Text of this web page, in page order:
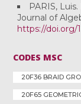
PARIS,
Journal of
https://doi.org/
CODES MSC
20F36 BRAID
20F65